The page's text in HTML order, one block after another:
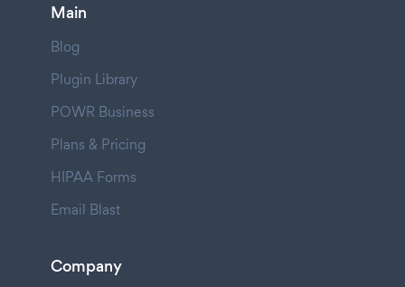
Main
Blog
Plugin Library
POWR Business
Plans & Pricing
HIPAA Forms
Email Blast
Company